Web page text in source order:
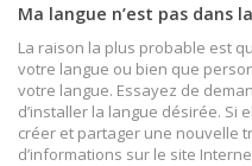
Ma langue n’est pas dans
La raison la plus probable est
votre langue ou bien que
votre langue. Essayez de
d’installer la langue désirée. Si
créer et partager une nouvelle
d’informations sur le site